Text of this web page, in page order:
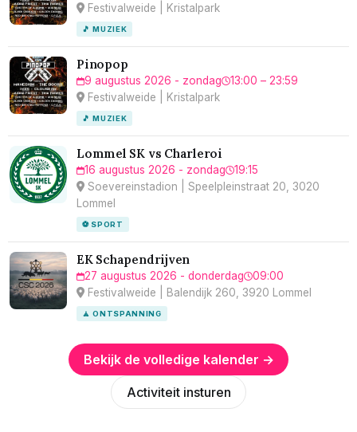
Festivalweide | Kristalpark
🎵 MUZIEK
Pinopop
9 augustus 2026 - zondag
13:00 – 23:59
Festivalweide | Kristalpark
🎵 MUZIEK
Lommel SK vs Charleroi
16 augustus 2026 - zondag
19:15
Soevereinstadion | Speelpleinstraat 20, 3020
Lommel
⚽ SPORT
EK Schapendrijven
27 augustus 2026 - donderdag
09:00
Festivalweide | Balendijk 260, 3920 Lommel
🧘 ONTSPANNING
Bekijk de volledige kalender →
Activiteit insturen